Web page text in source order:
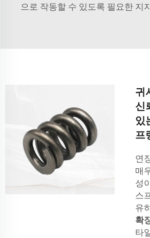
으로 작동할 수 있도록 필요한 지
귀
신
있
프
연
매
성
스
유
확
타